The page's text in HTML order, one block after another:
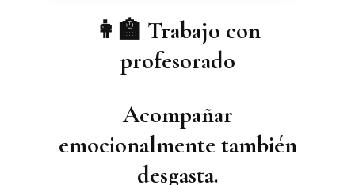
👩‍🏫 Trabajo con
profesorado
Acompañar
emocionalmente también
desgasta.